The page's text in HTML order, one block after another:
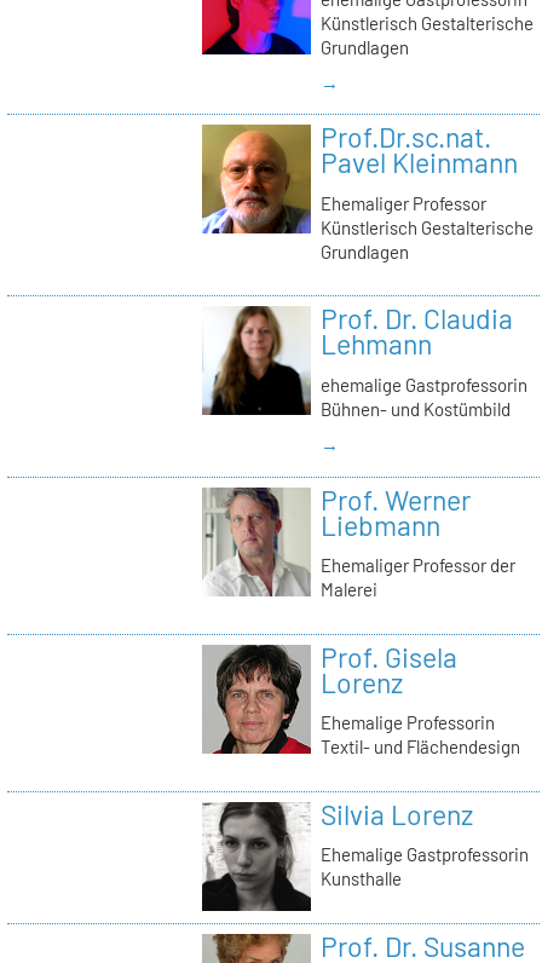
Künstlerisch Gestalterische
Grundlagen
→
Prof.Dr.sc.nat.
Pavel Kleinmann
Ehemaliger Professor
Künstlerisch Gestalterische
Grundlagen
Prof. Dr. Claudia
Lehmann
ehemalige Gastprofessorin
Bühnen- und Kostümbild
→
Prof. Werner
Liebmann
Ehemaliger Professor der
Malerei
Prof. Gisela
Lorenz
Ehemalige Professorin
Textil- und Flächendesign
Silvia Lorenz
Ehemalige Gastprofessorin
Kunsthalle
Prof. Dr. Susanne